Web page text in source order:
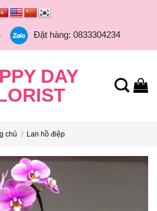
Đặt hàng: 0833304234
DAY
chủ / Lan hồ điệp